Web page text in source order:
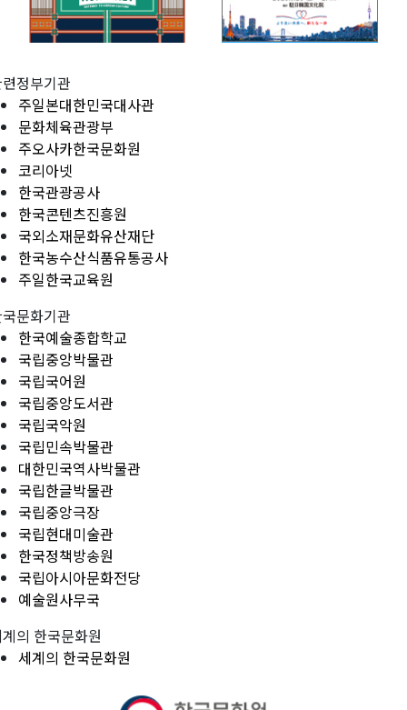
정부기관
주일본대한민국대사관
문화체육관광부
주오사카한국문화원
코리아넷
한국관광공사
한국콘텐츠진흥원
국외소재문화유산재단
한국농수산식품유통공사
주일한국교육원
문화기관
한국예술종합학교
국립중앙박물관
국립국어원
국립중앙도서관
국립국악원
국립민속박물관
대한민국역사박물관
국립한글박물관
국립중앙극장
국립현대미술관
한국정책방송원
국립아시아문화전당
예술원사무국
의 한국문화원
세계의 한국문화원